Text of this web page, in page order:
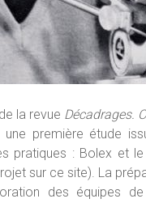
la revue Décadrages.
une première étude
pratiques : Bolex et
sur ce site). La
des équipes